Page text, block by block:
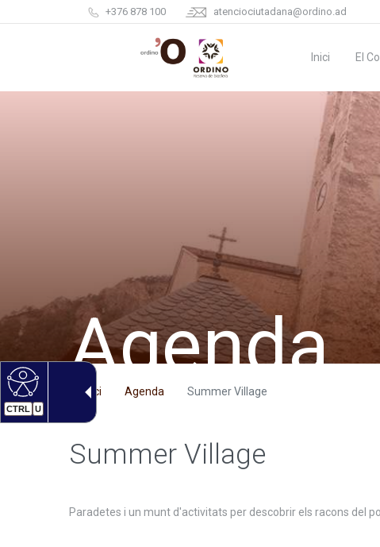
CTRL U
+376 878 100 atenciociutadana@ordino.ad
Inici El
Agenda
Inici Agenda Summer Village
Summer Village
Paradetes i un munt d'activitats per descobrir els racons del